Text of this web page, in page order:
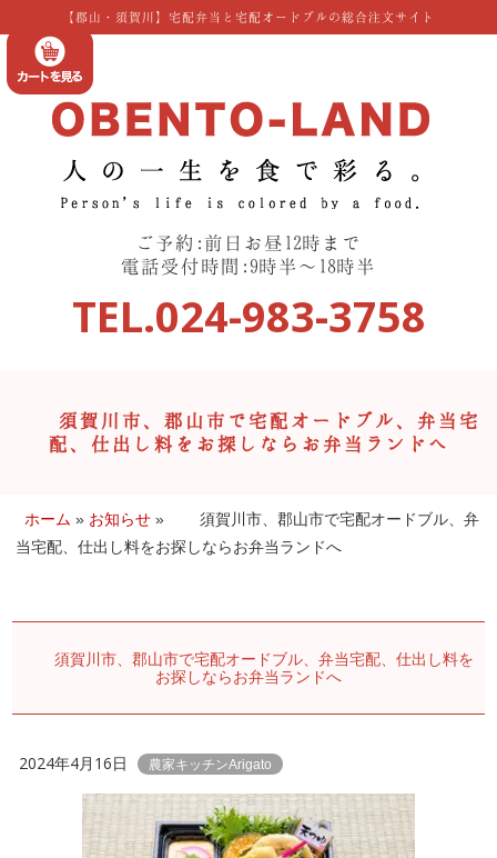
ン
ン
【郡山・須賀川】宅配弁当と宅配オードブルの総合注文サイト
ご予約:前日お昼12時まで
電話受付時間:9時半〜18時半
TEL.024-983-3758
須賀川市、郡山市で宅配オードブル、弁当宅
配、仕出し料をお探しならお弁当ランドへ
ホーム » お知らせ »
須賀川市、郡山市で宅配オードブル、弁
当宅配、仕出し料をお探しならお弁当ランドへ
須賀川市、郡山市で宅配オードブル、弁当宅配、仕出し料を
お探しならお弁当ランドへ
2024年4月16日 農家キッチンArigato